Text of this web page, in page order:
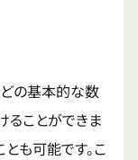
の基本的な数
ることができま
も可能です。こ